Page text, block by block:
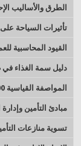
الطرق والأساليب
تأثيرات السياحة
القيود المحاسبية
دليل سمة الغذاء في
المواصفة القياسية 22000 لإدارة سلامة الغذاء
مبادئ التأمين
تسوية منازعات